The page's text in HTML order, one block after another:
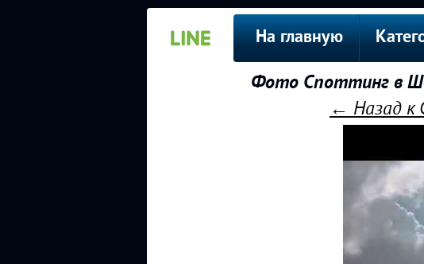
На главную
Фото Споттинг в
← Назад к